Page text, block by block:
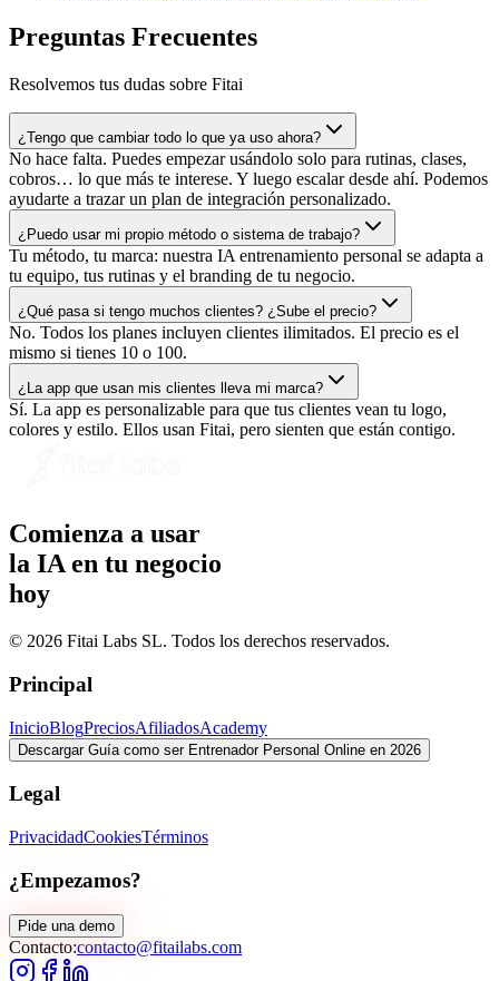
Preguntas Frecuentes
Resolvemos tus dudas sobre Fitai
¿Tengo que cambiar todo lo que ya uso ahora?
No hace falta. Puedes empezar usándolo solo para rutinas, clases,
cobros… lo que más te interese. Y luego escalar desde ahí. Podemos
ayudarte a trazar un plan de integración personalizado.
¿Puedo usar mi propio método o sistema de trabajo?
Tu método, tu marca: nuestra IA entrenamiento personal se adapta a
tu equipo, tus rutinas y el branding de tu negocio.
¿Qué pasa si tengo muchos clientes? ¿Sube el precio?
No. Todos los planes incluyen clientes ilimitados. El precio es el
mismo si tienes 10 o 100.
¿La app que usan mis clientes lleva mi marca?
Sí. La app es personalizable para que tus clientes vean tu logo,
colores y estilo. Ellos usan Fitai, pero sienten que están contigo.
Comienza a usar
la IA en tu negocio
hoy
© 2026 Fitai Labs SL. Todos los derechos reservados.
Principal
InicioBlogPreciosAfiliadosAcademy
Descargar Guía como ser Entrenador Personal Online en 2026
Legal
PrivacidadCookiesTérminos
¿Empezamos?
Pide una demo
Contacto:contacto@fitailabs.com